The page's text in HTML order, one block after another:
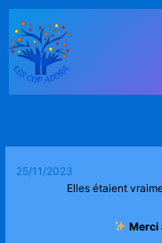
Aller
contenu
25/11/2023
Elles étaient
Merci